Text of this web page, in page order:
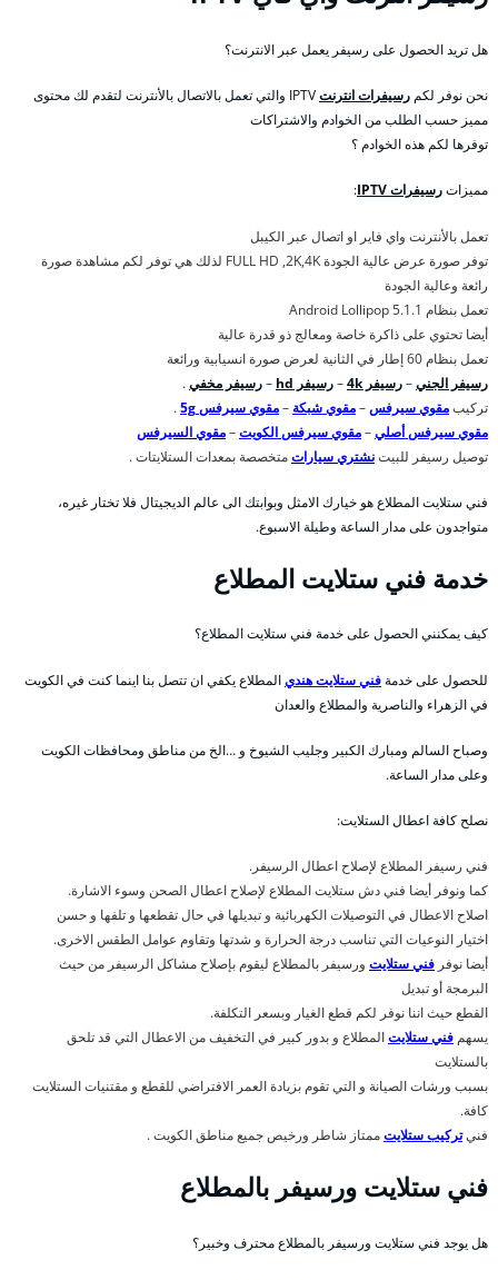
هل تريد الحصول على رسيفر يعمل عبر الانترنت؟
نحن نوفر لكم رسيفرات انترنت
IPTV والتي تعمل بالاتصال بالأنترنت لتقدم لك محتوى
مميز حسب الطلب من الخوادم والاشتراكات
توفرها لكم هذه الخوادم ؟
مميزاترسيفرات IPTV :
تعمل بالأنترنت واي فاير او اتصال عبر الكيبل
توفر صورة عرض عالية الجودة FULL HD ,2K,4K لذلك هي توفر لكم مشاهدة صورة
رائعة وعالية الجودة
تعمل بنظام Android Lollipop 5.1.1
أيضا تحتوي على ذاكرة خاصة ومعالج ذو قدرة عالية
تعمل بنظام 60 إطار في الثانية لعرض صورة انسيابية ورائعة
رسيفر الجني–رسيفر 4k –رسيفر hd –رسيفر مخفي.
تركيبمقوي سيرفس–مقوي شبكة –مقوي سيرفس 5g
.
مقوي سيرفس أصلي–مقوي سيرفس الكويت–مقوي السيرفس
توصيل رسيفر للبيتنشتري سياراتمتخصصة بمعدات الستلايتات .
فني ستلايت المطلاع هو خيارك الامثل وبوابتك الى عالم الديجيتال فلا تختار غيره،
متواجدون على مدار الساعة وطيلة الاسبوع.
خدمة فني ستلايت المطلاع
كيف يمكنني الحصول على خدمة فني ستلايت المطلاع؟
للحصول على خدمةفني ستلايت هنديالمطلاع يكفي ان تتصل بنا اينما كنت في الكويت
في الزهراء والناصرية والمطلاع والعدان
وصباح السالم ومبارك الكبير وجليب الشيوخ و …الخ من مناطق ومحافظات الكويت
وعلى مدار الساعة.
نصلح كافة اعطال الستلايت:
فني رسيفر المطلاع لإصلاح اعطال الرسيفر.
كما ونوفر أيضا فني دش ستلايت المطلاع لإصلاح اعطال الصحن وسوء الاشارة.
اصلاح الاعطال في التوصيلات الكهربائية و تبديلها في حال تقطعها و تلفها و حسن
اختيار النوعيات التي تناسب درجة الحرارة و شدتها وتقاوم عوامل الطقس الاخرى.
أيضا نوفر فني ستلايت ورسيفر بالمطلاع ليقوم بإصلاح مشاكل الرسيفر من حيث
البرمجة أو تبديل
القطع حيث اننا نوفر لكم قطع الغيار وبسعر التكلفة.
يسهم فني ستلايتالمطلاع و بدور كبير في التخفيف من الاعطال التي قد تلحق
بالستلايت
بسبب ورشات الصيانة و التي تقوم بزيادة العمر الافتراضي للقطع و مقتنيات الستلايت
كافة.
فنيتركيب ستلايتممتاز شاطر ورخيص جميع مناطق الكويت .
فني ستلايت ورسيفر بالمطلاع
هل يوجد فني ستلايت ورسيفر بالمطلاع محترف وخبير؟